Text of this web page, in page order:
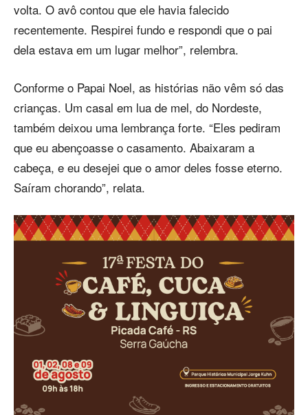
volta. O avô contou que ele havia falecido
recentemente. Respirei fundo e respondi que o pai
dela estava em um lugar melhor”, relembra.
Conforme o Papai Noel, as histórias não vêm só das
crianças. Um casal em lua de mel, do Nordeste,
também deixou uma lembrança forte. “Eles pediram
que eu abençoasse o casamento. Abaixaram a
cabeça, e eu desejei que o amor deles fosse eterno.
Saíram chorando”, relata.